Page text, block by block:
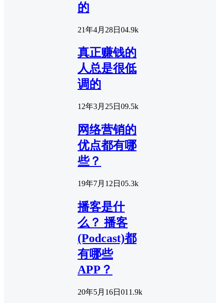
的
21年4月28日 04.9k
真正赚钱的
人总是很低
调的
12年3月25日 09.5k
网络营销的
优点都有哪
些？
19年7月12日 05.3k
播客是什
么？ 播客
(Podcast)都
有哪些
APP？
20年5月16日 011.9k